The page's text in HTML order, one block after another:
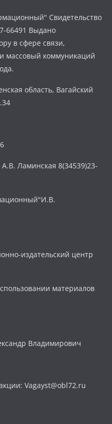
Свидетельство
66491 Выдано
в сфере связи,
массовый коммуникаций
область, Вагайский
Ламинская 8(34539)23-
издательский центр
материалов
Владимирович
Vagayst@obl72.ru